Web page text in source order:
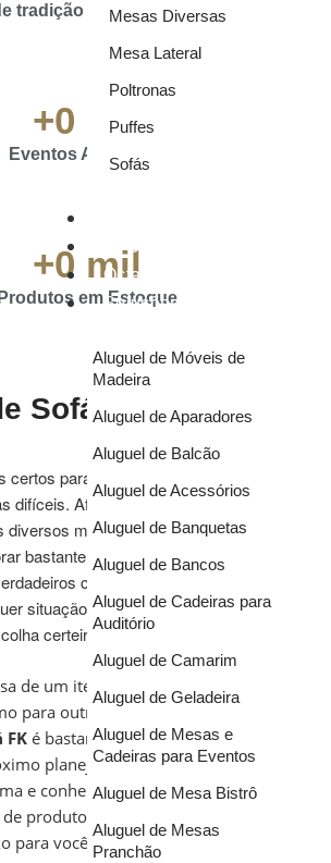
Mesas Diversas
Mesa Lateral
Poltronas
Puffes
Sofás
Ar Condicionado
Octanorm
Soluções
Aluguel de Móveis de
Madeira
Aluguel de Aparadores
Aluguel de Balcão
Aluguel de Acessórios
Aluguel de Banquetas
Aluguel de Bancos
Aluguel de Cadeiras para
Auditório
Aluguel de Camarim
Aluguel de Geladeira
Aluguel de Mesas e
Cadeiras para Eventos
Aluguel de Mesa Bistrô
Aluguel de Mesas
Pranchão
tradição e qualidade
Eventos Atendidos
+0 mil
Produtos em Estoque
+0 mil
Sofá FK
para o seu evento demanda muita
difíceis. Afinal, são tantos modelos
móveis que escolher o item
bastante tempo. Porém, existem alguns
curingas e funcionam para
situação. Oaluguel de sofá FK, por
certeira.
de um item desse tipo, seja para a
para outras finalidades. O fato é que
FK é bastante comum e pode vir a ser
planejamento. Se quer entender
e conhecer uma empresa que pode
produto, basta ler o texto que
para você.